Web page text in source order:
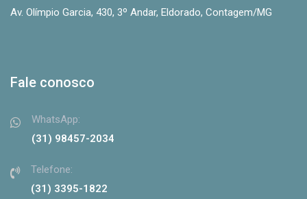
Av. Olímpio Garcia, 430, 3º Andar, Eldorado, Contagem/MG
Fale conosco
WhatsApp:
(31) 98457-2034
Telefone:
(31) 3395-1822